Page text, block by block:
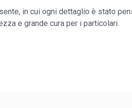
in cui ogni dettaglio è stato
e grande cura per i particolari.